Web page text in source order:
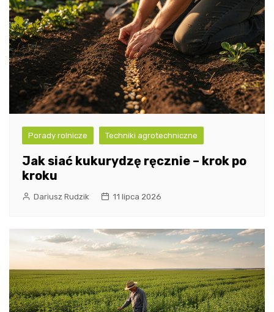
Porady rolnicze Techniki agrotechniczne
Jak siać kukurydzę ręcznie – krok po
kroku
Dariusz Rudzik 11 lipca 2026